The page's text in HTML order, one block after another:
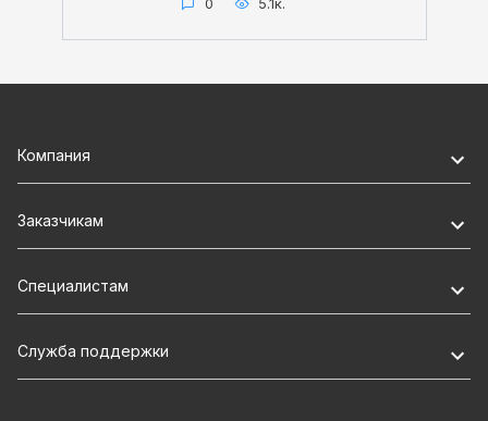
0 5.1к.
Компания
Заказчикам
Специалистам
Служба поддержки